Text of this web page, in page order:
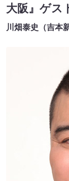
大阪』ゲス
川畑泰史（吉本